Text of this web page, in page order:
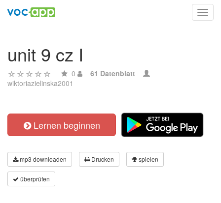
unit 9 cz I
0
61 Datenblatt
wiktoriazielinska2001
Lernen beginnen
mp3 downloaden Drucken spielen
überprüfen